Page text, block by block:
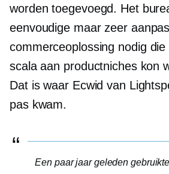
worden toegevoegd. Het
eenvoudige maar zeer
commerceoplossing nodig
scala aan productniches kon
Dat is waar Ecwid van
pas kwam.
Een paar jaar geleden